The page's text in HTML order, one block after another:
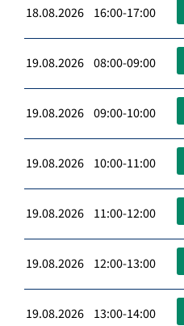
18.08.2026 16:00-17:00
19.08.2026 08:00-09:00
19.08.2026 09:00-10:00
19.08.2026 10:00-11:00
19.08.2026 11:00-12:00
19.08.2026 12:00-13:00
19.08.2026 13:00-14:00